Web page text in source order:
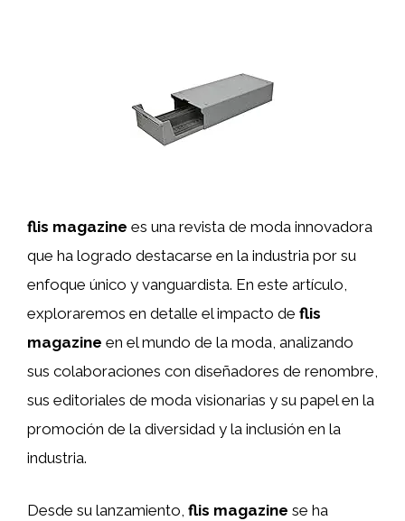
flis magazine es una revista de moda innovadora
que ha logrado destacarse en la industria por su
enfoque único y vanguardista. En este artículo,
exploraremos en detalle el impacto de flis
magazine en el mundo de la moda, analizando
sus colaboraciones con diseñadores de renombre,
sus editoriales de moda visionarias y su papel en la
promoción de la diversidad y la inclusión en la
industria.
Desde su lanzamiento, flis magazine se ha